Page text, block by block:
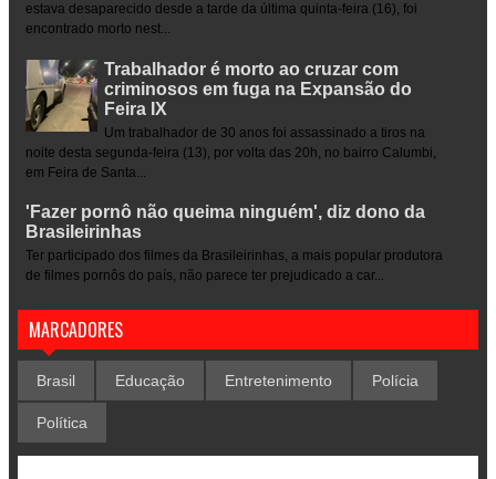
estava desaparecido desde a tarde da última quinta-feira (16), foi
encontrado morto nest...
Trabalhador é morto ao cruzar com
criminosos em fuga na Expansão do
Feira IX
Um trabalhador de 30 anos foi assassinado a tiros na
noite desta segunda-feira (13), por volta das 20h, no bairro Calumbi,
em Feira de Santa...
'Fazer pornô não queima ninguém', diz dono da
Brasileirinhas
Ter participado dos filmes da Brasileirinhas, a mais popular produtora
de filmes pornôs do país, não parece ter prejudicado a car...
MARCADORES
Brasil Educação Entretenimento Polícia
Política